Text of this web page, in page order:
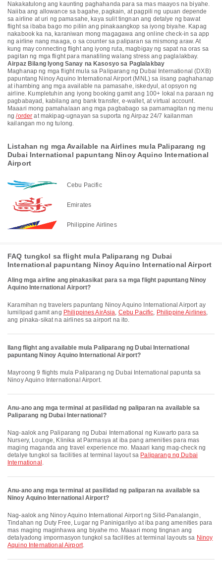
Nakakatulong ang kaunting paghahanda para sa mas maayos na biyahe.
Naiiba ang allowance sa bagahe, pagkain, at pagpili ng upuan depende
sa airline at uri ng pamasahe, kaya sulit tingnan ang detalye ng bawat
flight sa ibaba bago mo piliin ang pinakaangkop sa iyong biyahe. Kapag
nakabook ka na, karaniwan mong magagawa ang online check-in sa app
ng airline nang maaga, o sa counter sa paliparan sa mismong araw. At
kung may connecting flight ang iyong ruta, magbigay ng sapat na oras sa
pagitan ng mga flight para manatiling walang stress ang paglalakbay.
Airpaz Bilang Iyong Sanay na Kasosyo sa Paglalakbay
Maghanap ng mga flight mula sa Paliparang ng Dubai International (DXB)
papuntang Ninoy Aquino International Airport (MNL) sa iisang paghahanap
at ihambing ang mga available na pamasahe, iskedyul, at opsyon ng
airline. Kumpletuhin ang iyong booking gamit ang 100+ lokal na paraan ng
pagbabayad, kabilang ang bank transfer, e-wallet, at virtual account.
Maaari mong pamahalaan ang mga pagbabago sa pamamagitan ng menu
ng/order at makipag-ugnayan sa suporta ng Airpaz 24/7 kailanman
kailangan mo ng tulong.
Listahan ng mga Available na Airlines mula Paliparang ng
Dubai International papuntang Ninoy Aquino International
Airport
Cebu Pacific
Emirates
Philippine Airlines
FAQ tungkol sa flight mula Paliparang ng Dubai
International papuntang Ninoy Aquino International Airport
Aling mga airline ang pinakasikat para sa mga flight papuntang Ninoy
Aquino International Airport?
Karamihan ng travelers papuntang Ninoy Aquino International Airport ay
lumilipad gamit ang Philippines AirAsia, Cebu Pacific, Philippine Airlines,
ang pinaka-sikat na airlines sa airport na ito.
Ilang flight ang available mula Paliparang ng Dubai International
papuntang Ninoy Aquino International Airport?
Mayroong 9 flights mula Paliparang ng Dubai International papunta sa
Ninoy Aquino International Airport.
Anu-ano ang mga terminal at pasilidad ng paliparan na available sa
Paliparang ng Dubai International?
Nag-aalok ang Paliparang ng Dubai International ng Kuwarto para sa
Nursery, Lounge, Klinika at Parmasya at iba pang amenities para mas
maging maganda ang travel experience mo. Maaari kang mag-check ng
detalye tungkol sa facilities at terminal layout sa Paliparang ng Dubai
International .
Anu-ano ang mga terminal at pasilidad ng paliparan na available sa
Ninoy Aquino International Airport?
Nag-aalok ang Ninoy Aquino International Airport ng Silid-Panalangin,
Tindahan ng Duty Free, Lugar ng Paninigarilyo at iba pang amenities para
mas maging maginhawa ang biyahe mo. Maaari mong tingnan ang
detalyadong impormasyon tungkol sa facilities at terminal layouts sa Ninoy
Aquino International Airport.